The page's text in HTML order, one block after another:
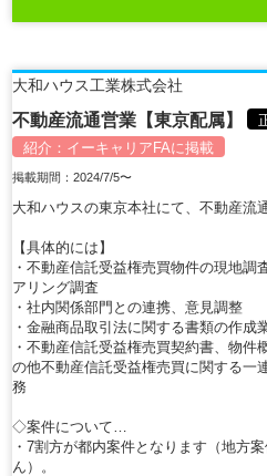
大和ハウス工業株式会社
不動産流通営業【東京配属】
紹介： イーキャリアFAに掲載
掲載期間：2024/7/5〜
大和ハウスの東京本社にて、不動産流
【具体的には】
・不動産信託受益権売買物件の現地調
アリング調査
・社内関係部門との連携、意見調整
・金融商品取引法に関する書類の作成
・不動産信託受益権売買契約書、物件
の他不動産信託受益権売買に関する一
務
◇案件について…
・7割方が都内案件となります（地方
ん）。